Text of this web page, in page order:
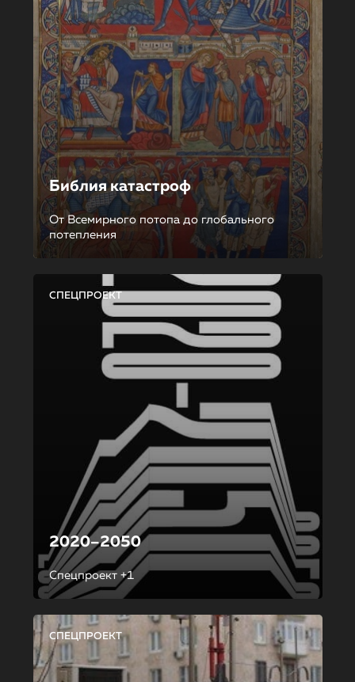
Библия катастроф
От Всемирного потопа до глобального
потепления
СПЕЦПРОЕКТ
2020–2050
Спецпроект +1
СПЕЦПРОЕКТ